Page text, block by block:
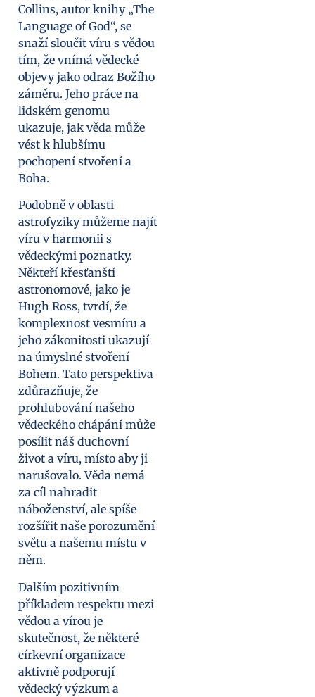
Collins, autor knihy „The
Language of God“, se
snaží sloučit víru s vědou
tím, že vnímá vědecké
objevy jako odraz Božího
záměru. Jeho práce na
lidském genomu
ukazuje, jak věda může
vést k hlubšímu
pochopení stvoření a
Boha.
Podobně v oblasti
astrofyziky můžeme najít
víru v harmonii s
vědeckými poznatky.
Někteří křesťanští
astronomové, jako je
Hugh Ross, tvrdí, že
komplexnost vesmíru a
jeho zákonitosti ukazují
na úmyslné stvoření
Bohem. Tato perspektiva
zdůrazňuje, že
prohlubování našeho
vědeckého chápání může
posílit náš duchovní
život a víru, místo aby ji
narušovalo. Věda nemá
za cíl nahradit
náboženství, ale spíše
rozšířit naše porozumění
světu a našemu místu v
něm.
Dalším pozitivním
příkladem respektu mezi
vědou a vírou je
skutečnost, že některé
církevní organizace
aktivně podporují
vědecký výzkum a